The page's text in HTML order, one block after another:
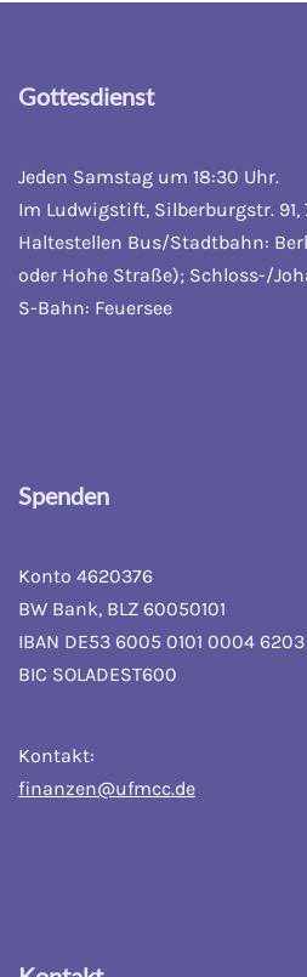
Gottesdienst
Jeden Samstag um 18:30 Uhr.
Im Ludwigstift, Silberburgstr. 91,
Haltestellen Bus/Stadtbahn:
oder Hohe Straße); Schloss-/
S-Bahn: Feuersee
Spenden
Konto 4620376
BW Bank, BLZ 60050101
IBAN DE53 6005 0101 0004
BIC SOLADEST600
Kontakt:
finanzen@ufmcc.de